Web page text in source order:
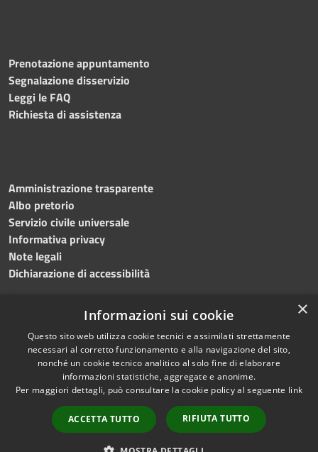
Prenotazione appuntamento
Segnalazione disservizio
Leggi le FAQ
Richiesta di assistenza
Amministrazione trasparente
Albo pretorio
Servizio civile universale
Informativa privacy
Note legali
Dichiarazione di accessibilità
RSS
Accessibilità
Cookie
Mappa del sito
Difensore civico
Copyright © 2023 •
Comune di Noicàttaro
Powered byMunicipium
Redazione•Portale
dipendente
WebMail Dipendenti
×
Informazioni sui cookie
Questo sito web utilizza cookie tecnici e assimilati strettamente
necessari al corretto funzionamento e alla navigazione del sito,
nonché un cookie tecnico analitico al solo fine di elaborare
informazioni statistiche, aggregate e anonime.
Per maggiori dettagli, può consultare la cookie policy al seguente link
ACCETTA TUTTO RIFIUTA TUTTO